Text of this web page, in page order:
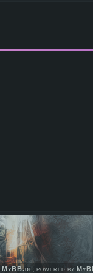
MyBB.de, POWERED BY